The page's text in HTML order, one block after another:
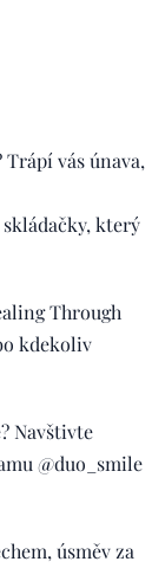
vás únava,
který
Through
kdekoliv
Navštivte
@duo_smile
úsměv za